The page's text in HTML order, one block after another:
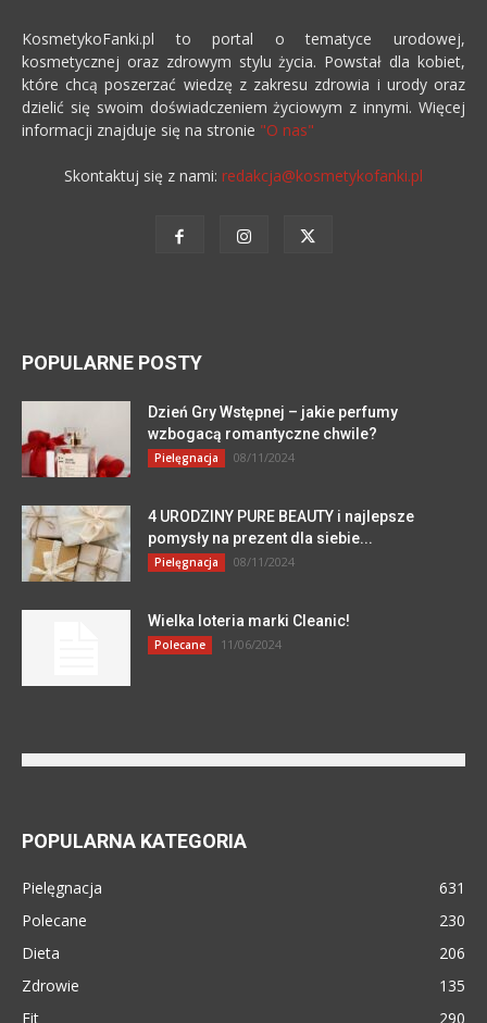
KosmetykoFanki.pl to portal o tematyce urodowej,
kosmetycznej oraz zdrowym stylu życia. Powstał dla kobiet,
które chcą poszerzać wiedzę z zakresu zdrowia i urody oraz
dzielić się swoim doświadczeniem życiowym z innymi. Więcej
informacji znajduje się na stronie "O nas"
Skontaktuj się z nami: redakcja@kosmetykofanki.pl
POPULARNE POSTY
Dzień Gry Wstępnej – jakie perfumy
wzbogacą romantyczne chwile?
Pielęgnacja 08/11/2024
4 URODZINY PURE BEAUTY i najlepsze
pomysły na prezent dla siebie...
Pielęgnacja 08/11/2024
Wielka loteria marki Cleanic!
Polecane 11/06/2024
POPULARNA KATEGORIA
Pielęgnacja
631
Polecane
230
Dieta
206
Zdrowie
135
Fit
290